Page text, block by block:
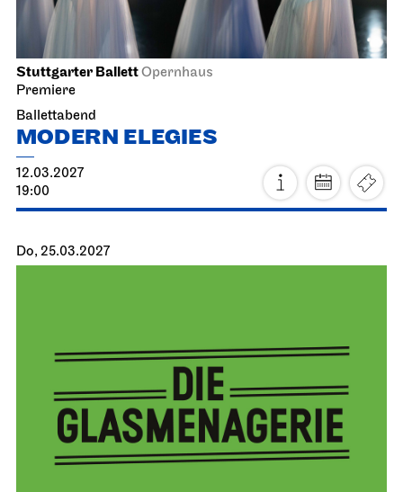
Stuttgarter BallettOpernhaus
Premiere
Ballettabend
MODERN ELEGIES
12.03.2027
19:00
Do, 25.03.2027